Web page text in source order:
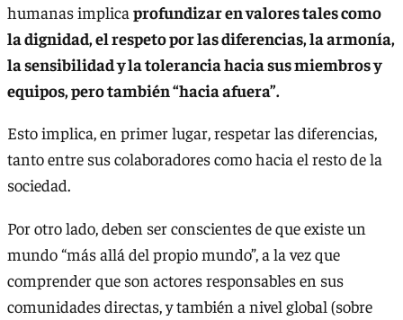
humanas implica profundizar en valores tales como
la dignidad, el respeto por las diferencias, la armonía,
la sensibilidad y la tolerancia hacia sus miembros y
equipos, pero también “hacia afuera”.
Esto implica, en primer lugar, respetar las diferencias,
tanto entre sus colaboradores como hacia el resto de la
sociedad.
Por otro lado, deben ser conscientes de que existe un
mundo “más allá del propio mundo”, a la vez que
comprender que son actores responsables en sus
comunidades directas, y también a nivel global (sobre